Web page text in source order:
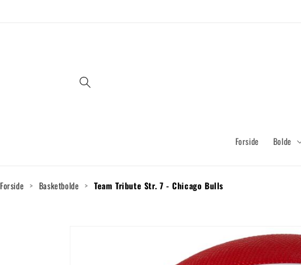
Forside Bolde
Forside > Basketbolde > Team Tribute Str. 7 - Chicago Bulls